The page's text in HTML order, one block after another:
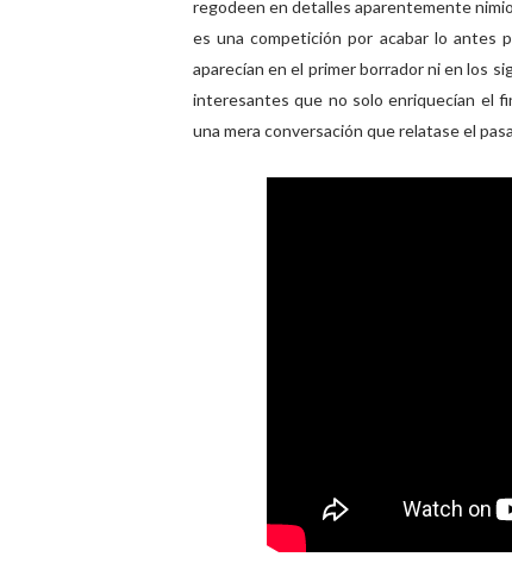
regodeen en detalles aparentemente
es una competición por acabar lo antes
aparecían en el primer borrador ni en los
interesantes que no solo enriquecían el
una mera conversación que relatase el